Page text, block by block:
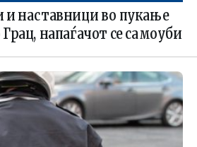
и наставници во пукање
напаѓачот се самоуби